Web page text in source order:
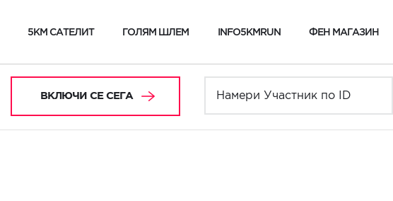
5KM САТЕЛИТ ГОЛЯМ ШЛЕМ INFO5KMRUN ФЕН МАГАЗИН
ВКЛЮЧИ СЕ СЕГА